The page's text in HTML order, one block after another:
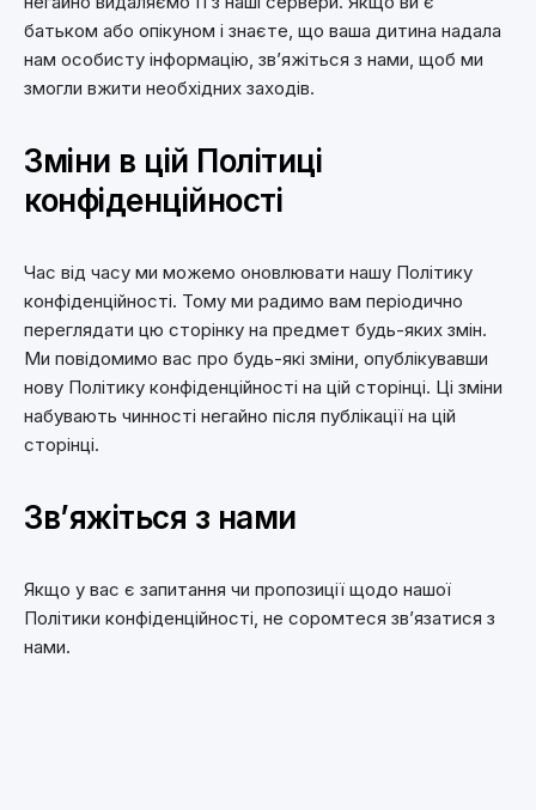
батьком або опікуном і знаєте, що ваша дитина надала
нам особисту інформацію, зв’яжіться з нами, щоб ми
змогли вжити необхідних заходів.
Зміни в цій Політиці
конфіденційності
Час від часу ми можемо оновлювати нашу Політику
конфіденційності. Тому ми радимо вам періодично
переглядати цю сторінку на предмет будь-яких змін.
Ми повідомимо вас про будь-які зміни, опублікувавши
нову Політику конфіденційності на цій сторінці. Ці зміни
набувають чинності негайно після публікації на цій
сторінці.
Зв’яжіться з нами
Якщо у вас є запитання чи пропозиції щодо нашої
Політики конфіденційності, не соромтеся зв’язатися з
нами.